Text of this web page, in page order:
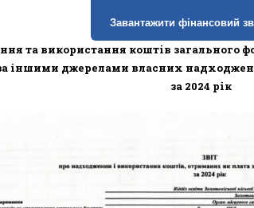
Завантажити фінансовий
та використання коштів загального
іншими джерелами власних
за 2024 рік